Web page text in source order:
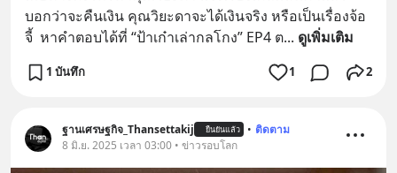
บอกว่าจะคืนเงิน คุณวิยะดาจะได้เงินจริง หรือเป็นเรื่องจ้อ
จี้  หาคำตอบได้ที่ “ป้าเก๋าเล่ากลโกง” EP4 ต... ดูเพิ่มเติม
1 บันทึก 1 2
ฐานเศรษฐกิจ_Thansettakij ยืนยันแล้ว • ติดตาม
8 มิ.ย. 2025 เวลา 03:00 • ข่าวรอบโลก